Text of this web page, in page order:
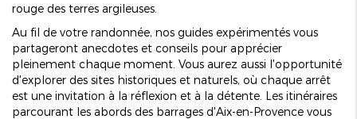
rouge des terres argileuses.
Au fil de votre randonnée, nos guides expérimentés vous
partageront anecdotes et conseils pour apprécier
pleinement chaque moment. Vous aurez aussi l'opportunité
d'explorer des sites historiques et naturels, où chaque arrêt
est une invitation à la réflexion et à la détente. Les itinéraires
parcourant les abords des barrages d'Aix-en-Provence vous